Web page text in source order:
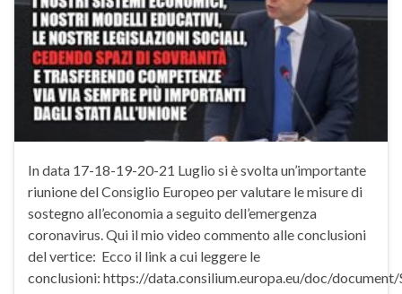
In data 17-18-19-20-21 Luglio si è svolta un’importante
riunione del Consiglio Europeo per valutare le misure di
sostegno all’economia a seguito dell’emergenza
coronavirus. Qui il mio video commento alle conclusioni
del vertice: Ecco il link a cui leggere le
conclusioni: https://data.consilium.europa.eu/doc/document/